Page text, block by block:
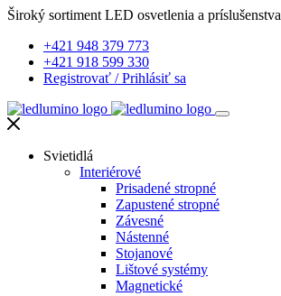
Široký sortiment LED osvetlenia a príslušenstva
+421 948 379 773
+421 918 599 330
Registrovať /Prihlásiť sa
Svietidlá
Interiérové
Prisadené stropné
Zapustené stropné
Závesné
Nástenné
Stojanové
Lištové systémy
Magnetické